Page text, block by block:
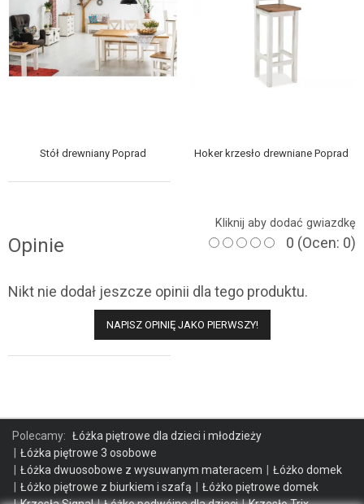
Stół drewniany Poprad Hoker krzesło drewniane Poprad
Opinie
Kliknij aby dodać gwiazdkę
0 (Ocen: 0)
Nikt nie dodał jeszcze opinii dla tego produktu.
NAPISZ OPINIĘ JAKO PIERWSZY!
Polecamy: Łóżka piętrowe dla dzieci i młodzieży
Łóżka piętrowe 3 osobowe
Łóżka dwuosobowe z wysuwanym materacem
Łóżko domek
Łóżko piętrowe z biurkiem i szafą
Łóżko piętrowe domek